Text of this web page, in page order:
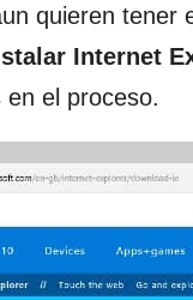
quieren
Internet
el proceso.